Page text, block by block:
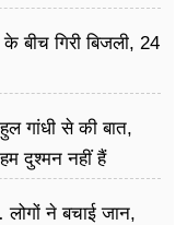
बीच गिरी बिजली, 24
गांधी से की बात,
दुश्मन नहीं हैं
ने बचाई जान,